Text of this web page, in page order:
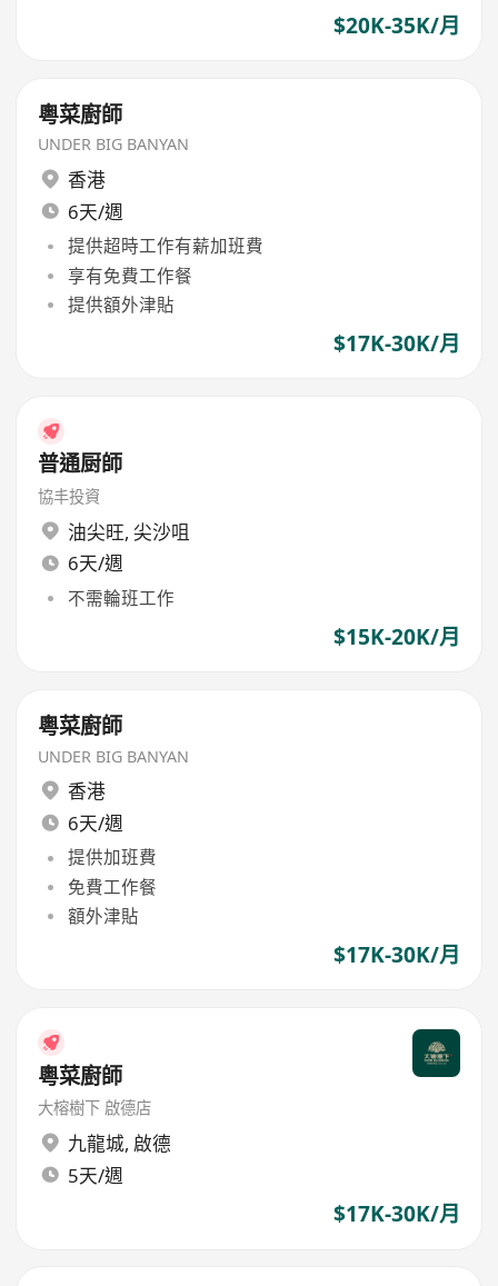
$20K-35K/月
粵菜廚師
UNDER BIG BANYAN
香港
6天/週
提供超時工作有薪加班費
享有免費工作餐
提供額外津貼
$17K-30K/月
普通厨師
協丰投資
油尖旺, 尖沙咀
6天/週
不需輪班工作
$15K-20K/月
粵菜廚師
UNDER BIG BANYAN
香港
6天/週
提供加班費
免費工作餐
額外津貼
$17K-30K/月
粵菜廚師
大榕樹下 啟德店
九龍城, 啟德
5天/週
$17K-30K/月